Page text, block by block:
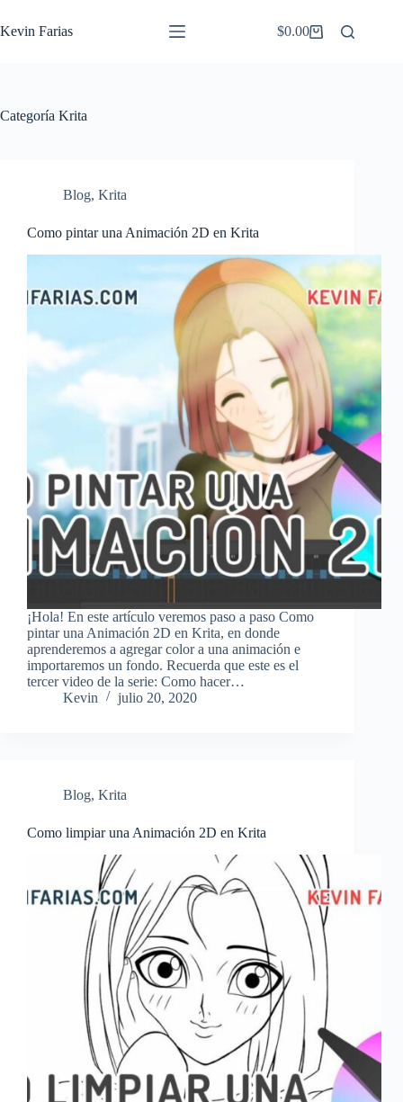
al
contenido
Kevin Farias
Carro
$0.00
Categoría Krita
Blog, Krita
Como pintar una Animación 2D en Krita
¡Hola! En este artículo veremos paso a paso Como
pintar una Animación 2D en Krita, en donde
aprenderemos a agregar color a una animación e
importaremos un fondo. Recuerda que este es el
tercer video de la serie: Como hacer…
Kevin
julio 20, 2020
Blog, Krita
Como limpiar una Animación 2D en Krita